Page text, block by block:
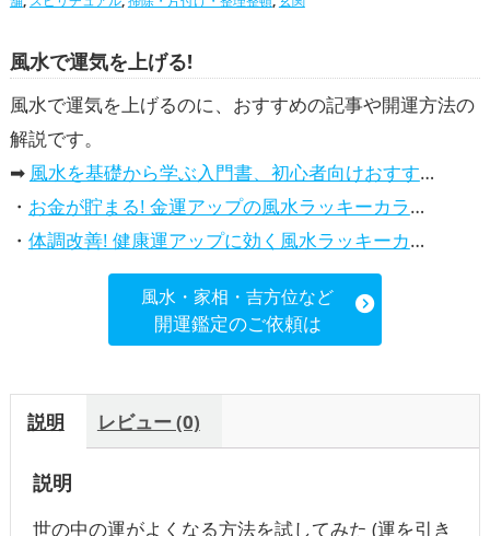
ズ,掃除・片付け・整理整頓の開運グッズ,玄関の開運グッズ
風水で運気を上げる!
風水で運気を上げるのに、おすすめの記事や開運方法の
解説です。
➡ 風水を基礎から学ぶ入門書、初心者向けおすすめ本
・ お金が貯まる! 金運アップの風水ラッキーカラー5選、効果解説
・ 体調改善! 健康運アップに効く風水ラッキーカラー5選、効果と活用法を解説
風水・家相・吉方位など
開運鑑定のご依頼は
説明 レビュー (0)
説明
世の中の運がよくなる方法を試してみた (運を引き